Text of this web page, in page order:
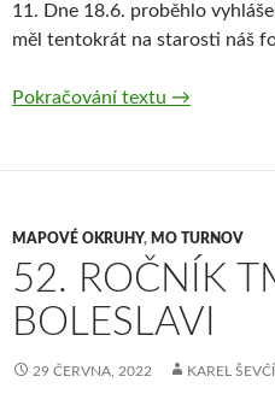
11. Dne 18.6. proběhlo
měl tentokrát na starosti náš
Pokračování textu 20.ročník
→
MAPOVÉ OKRUHY, MO TURNOV
52. ROČNÍK
BOLESLAVI
29 ČERVNA, 2022 KAREL